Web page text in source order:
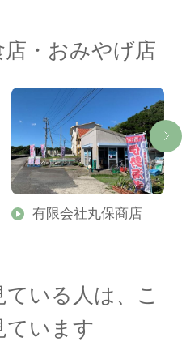
・おみやげ店
有限会社丸保商店
いる人は、こ
ています